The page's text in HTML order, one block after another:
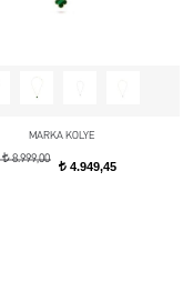
MARKA KOLYE
t8.999,00
t 4.949,45